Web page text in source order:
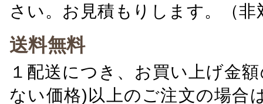
さい。お見積もりします。（非
送料無料
１配送につき、お買い上げ金
ない価格)以上のご注文の場合